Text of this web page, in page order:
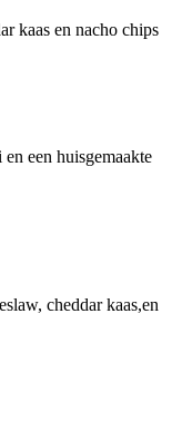
kaas en nacho chips
een huisgemaakte
cheddar kaas,en